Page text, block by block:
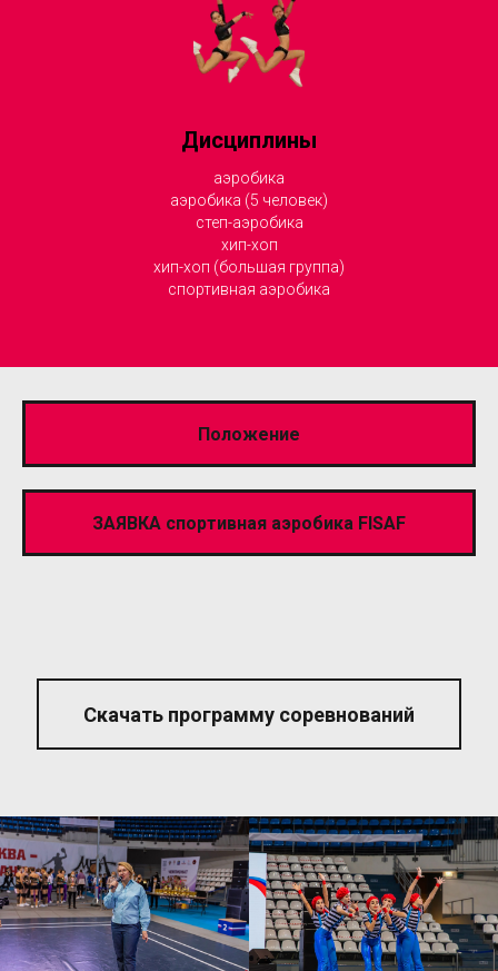
Дисциплины
аэробика
аэробика (5 человек)
степ-аэробика
хип-хоп
хип-хоп (большая группа)
спортивная аэробика
Положение
ЗАЯВКА спортивная аэробика FISAF
Скачать программу соревнований